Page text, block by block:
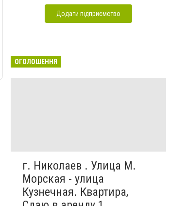
Додати підприємство
ОГОЛОШЕННЯ
г. Николаев . Улица М.
Морская - улица
Кузнечная. Квартира,